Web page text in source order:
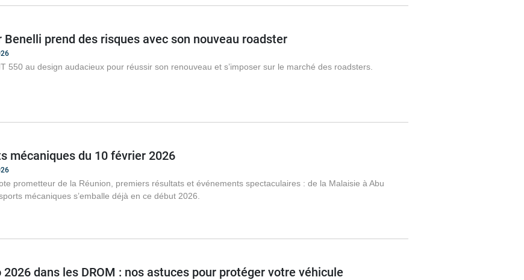
prend des risques avec son nouveau roadster
550 au design audacieux pour réussir son renouveau et s’imposer sur le marché des roadsters.
mécaniques du 10 février 2026
prometteur de la Réunion, premiers résultats et événements spectaculaires : de la Malaisie à Abu
mécaniques s’emballe déjà en ce début 2026.
dans les DROM : nos astuces pour protéger votre véhicule